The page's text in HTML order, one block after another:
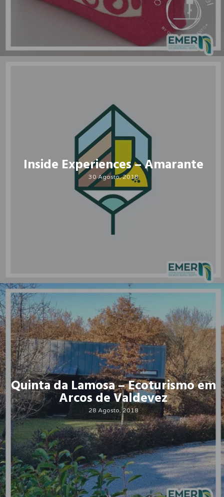
Inside Experiences – Amarante
30 Agosto, 2018
Quinta da Lamosa – Ecoturismo em
Arcos de Valdevez
28 Agosto, 2018